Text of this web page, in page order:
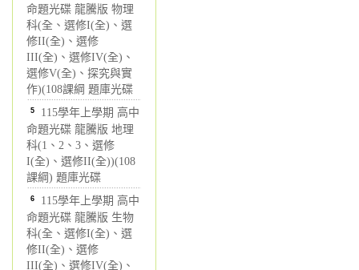
命題光碟 龍騰版 物理
科(全、選修I(全)、選
修II(全)、選修
III(全)、選修IV(全)、
選修V(全)、探究與實
作)(108課綱 題庫光碟
5 115學年上學期 高中
命題光碟 龍騰版 地理
科(1、2、3、選修
I(全)、選修II(全))(108
課綱) 題庫光碟
6 115學年上學期 高中
命題光碟 龍騰版 生物
科(全、選修I(全)、選
修II(全)、選修
III(全)、選修IV(全)、